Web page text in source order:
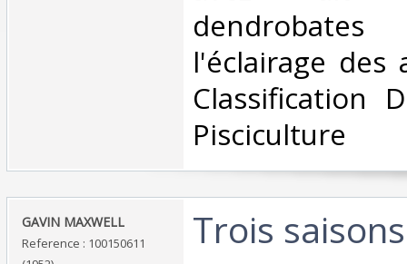
l'éclairage des
Classification
Pisciculture‎
‎GAVIN MAXWELL‎
Reference : 100150611
‎Trois